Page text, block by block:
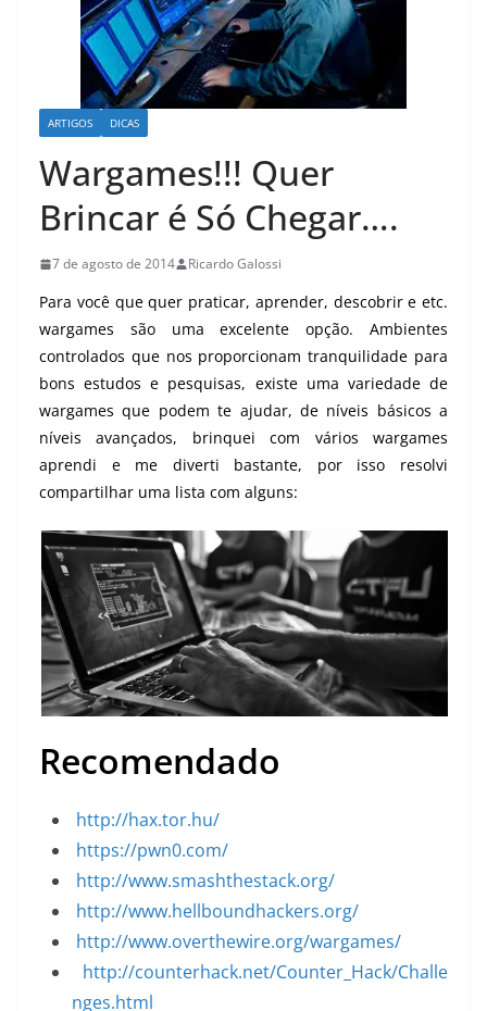
ARTIGOS DICAS
Wargames!!! Quer
Brincar é Só Chegar….
7 de agosto de 2014 Ricardo Galossi
Para você que quer praticar, aprender, descobrir e etc.
wargames são uma excelente opção. Ambientes
controlados que nos proporcionam tranquilidade para
bons estudos e pesquisas, existe uma variedade de
wargames que podem te ajudar, de níveis básicos a
níveis avançados, brinquei com vários wargames
aprendi e me diverti bastante, por isso resolvi
compartilhar uma lista com alguns:
Recomendado
http://hax.tor.hu/
https://pwn0.com/
http://www.smashthestack.org/
http://www.hellboundhackers.org/
http://www.overthewire.org/wargames/
http://counterhack.net/Counter_Hack/Challe
nges.html